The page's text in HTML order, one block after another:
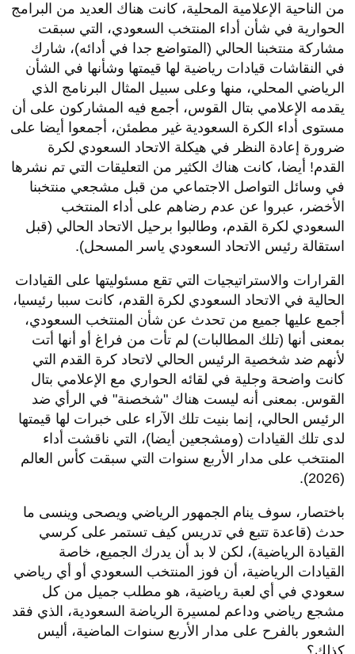
من الناحية الإعلامية المحلية، كانت هناك العديد من البرامج
الحوارية في شأن أداء المنتخب السعودي، التي سبقت
مشاركة منتخبنا الحالي (المتواضع جدا في أدائه)، شارك
في النقاشات قيادات رياضية لها قيمتها وشأنها في الشأن
الرياضي المحلي، منها وعلى سبيل المثال البرنامج الذي
يقدمه الإعلامي بتال القوس، أجمع فيه المشاركون على أن
مستوى أداء الكرة السعودية غير مطمئن، أجمعوا أيضا على
ضرورة إعادة النظر في هيكلة الاتحاد السعودي لكرة
القدم! أيضا، كانت هناك الكثير من التعليقات التي تم نشرها
في وسائل التواصل الاجتماعي من قبل مشجعي منتخبنا
الأخضر، عبروا عن عدم رضاهم على أداء المنتخب
السعودي لكرة القدم، وطالبوا برحيل الاتحاد الحالي (قبل
استقالة رئيس الاتحاد السعودي ياسر المسحل).
القرارات والاستراتيجيات التي تقع مسئوليتها على القيادات
الحالية في الاتحاد السعودي لكرة القدم، كانت سببا رئيسيا،
أجمع عليها جميع من تحدث عن شأن المنتخب السعودي،
بمعنى أنها (تلك المطالبات) لم تأت من فراغ أو أنها أتت
لأنهم ضد شخصية الرئيس الحالي لاتحاد كرة القدم التي
كانت واضحة وجلية في لقائه الحواري مع الإعلامي بتال
القوس. بمعنى أنه ليست هناك "شخصنة" في الرأي ضد
الرئيس الحالي، إنما بنيت تلك الآراء على خبرات لها قيمتها
لدى تلك القيادات (ومشجعين أيضا)، التي ناقشت أداء
المنتخب على مدار الأربع سنوات التي سبقت كأس العالم
(2026).
باختصار، سوف ينام الجمهور الرياضي ويصحى وينسى ما
حدث (قاعدة تتبع في تدريس كيف تستمر على كرسي
القيادة الرياضية)، لكن لا بد أن يدرك الجميع، خاصة
القيادات الرياضية، أن فوز المنتخب السعودي أو أي رياضي
سعودي في أي لعبة رياضية، هو مطلب جميل من كل
مشجع رياضي وداعم لمسيرة الرياضة السعودية، الذي فقد
الشعور بالفرح على مدار الأربع سنوات الماضية، أليس